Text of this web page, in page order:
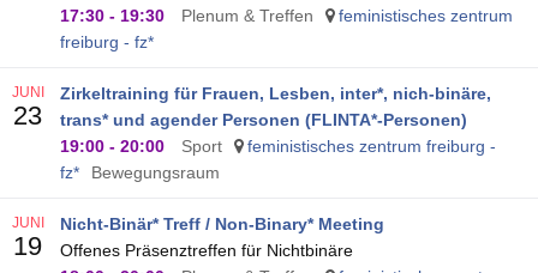
17:30 - 19:30 Plenum & Treffen
feministisches zentrum
freiburg - fz*
Zirkeltraining für Frauen, Lesben, inter*, nich-binäre,
trans* und agender Personen (FLINTA*-Personen)
19:00 - 20:00 Sport
feministisches zentrum freiburg -
fz*
Bewegungsraum
JUNI
23
Nicht-Binär* Treff / Non-Binary* Meeting
Offenes Präsenztreffen für Nichtbinäre
JUNI
19